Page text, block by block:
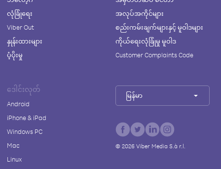
လုံခြုံရေး
Viber Out
နှုန်းထားများ
ပံ့ပိုးမှု
အလုပ်အကိုင်များ
စည်းကမ်းချက်များနှင့် မူဝါဒများ
ကိုယ်ရေးလုံခြုံမှု မူဝါဒ
Customer Complaints Code
ဒေါင်းလုတ်
Android
iPhone & iPad
Windows PC
Mac
Linux
မြန်မာ
© 2026Viber Media S.à r.l.